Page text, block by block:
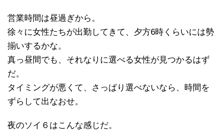
営業時間は昼過ぎから。
徐々に女性たちが出勤してきて、夕方6時くらいには勢
揃いするかな。
真っ昼間でも、それなりに選べる女性が見つかるはず
だ。
タイミングが悪くて、さっぱり選べないなら、時間を
ずらして出なおせ。
夜のソイ６はこんな感じだ。